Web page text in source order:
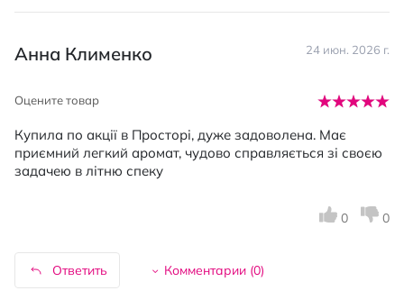
Анна Клименко 24 июн. 2026 г.
Оцените товар
Купила по акції в Просторі, дуже задоволена. Має
приємний легкий аромат, чудово справляється зі своєю
задачею в літню спеку
Ответить Комментарии (0)
0 0